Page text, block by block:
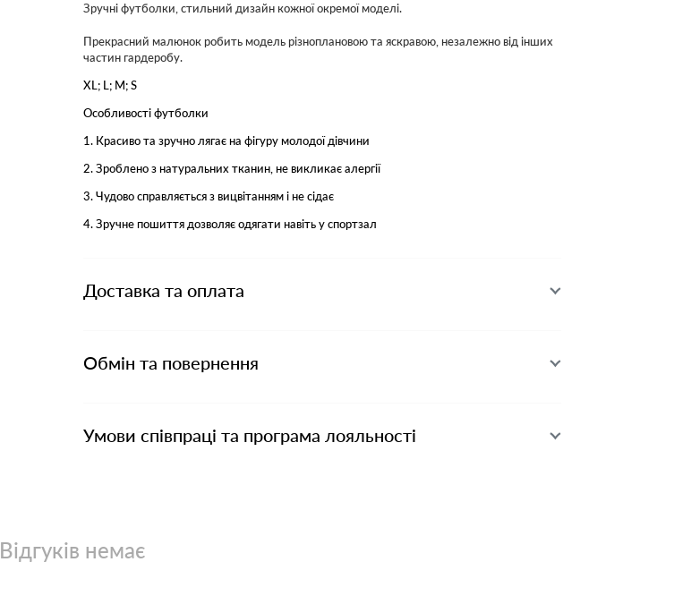
Зручні футболки, стильний дизайн кожної окремої моделі.
Прекрасний малюнок робить модель різноплановою та яскравою, незалежно від інших
частин гардеробу.
XL; L; M; S
Особливості футболки
1. Красиво та зручно лягає на фігуру молодої дівчини
2. Зроблено з натуральних тканин, не викликає алергії
3. Чудово справляється з вицвітанням і не сідає
4. Зручне пошиття дозволяє одягати навіть у спортзал
Доставка та оплата
Обмін та повернення
Умови співпраці та програма лояльності
Відгуків немає